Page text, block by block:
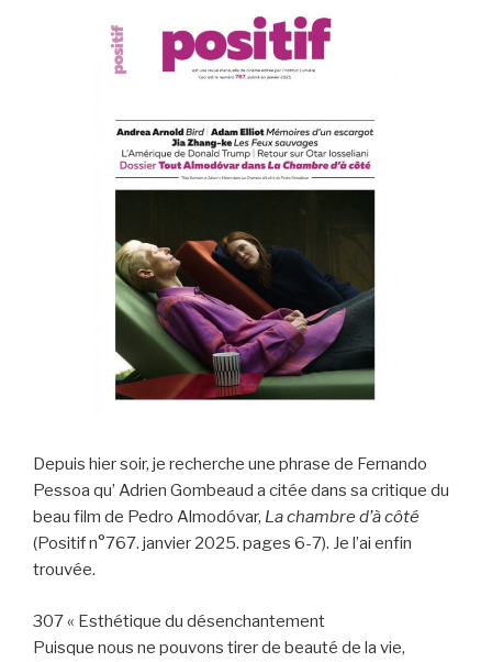
Depuis hier soir, je recherche une phrase de Fernando
Pessoa qu’ Adrien Gombeaud a citée dans sa critique du
beau film de Pedro Almodóvar, La chambre d’à côté
(Positif n°767. janvier 2025. pages 6-7). Je l’ai enfin
trouvée.
307 « Esthétique du désenchantement
Puisque nous ne pouvons tirer de beauté de la vie,